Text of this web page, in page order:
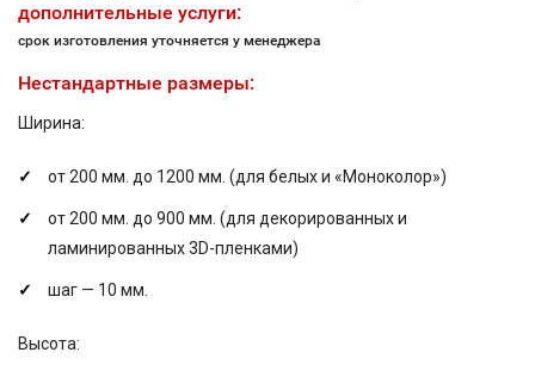
дополнительные услуги:
срок изготовления уточняется у менеджера
Нестандартные размеры:
Ширина:
от 200 мм. до 1200 мм. (для белых и «Моноколор»)
от 200 мм. до 900 мм. (для декорированных и
ламинированных 3D-пленками)
шаг — 10 мм.
Высота: